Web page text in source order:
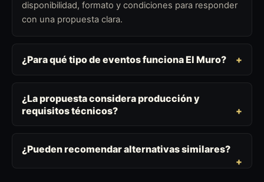
disponibilidad, formato y condiciones para responder
con una propuesta clara.
¿Para qué tipo de eventos funciona El Muro?
¿La propuesta considera producción y
requisitos técnicos?
¿Pueden recomendar alternativas similares?